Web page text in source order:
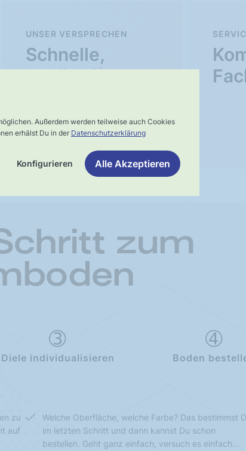
Außerdem werden teilweise auch Cookies
erhälst Du in der Datenschutzerklärung
Konfigurieren Alle Akzeptieren
Schnelle,
verlässliche
UNSER VERSPRECHEN
zum
Diele individualisieren Boden
zu
auf
Welche Oberfläche, welche Farbe? Das bestimmst
im letzten Schritt und dann kannst Du schon
bestellen. Geht ganz einfach, versuch es einfach…